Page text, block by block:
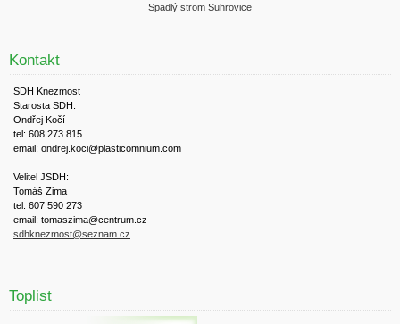
Spadlý strom Suhrovice
Kontakt
SDH Knezmost
Starosta SDH:
Ondřej Kočí
tel: 608 273 815
email: ondrej.koci@plasticomnium.com
Velitel JSDH:
Tomáš Zima
tel: 607 590 273
email: tomaszima@centrum.cz
sdhknezmost@seznam.cz
Toplist